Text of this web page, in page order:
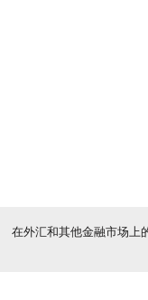
在外汇和其他金融市场上